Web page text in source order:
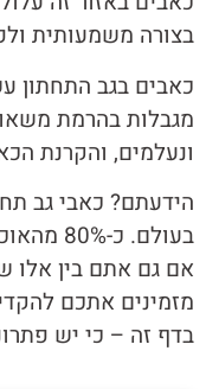
בצורה משמעותית
כאבים בגב התחתון
מגבלות בהרמת
ונעלמים, והקרנת
הידעתם? כאבי גב
בעולם.
אם גם אתם בין אלו
מזמינים אתכם
בדף זה – כי יש